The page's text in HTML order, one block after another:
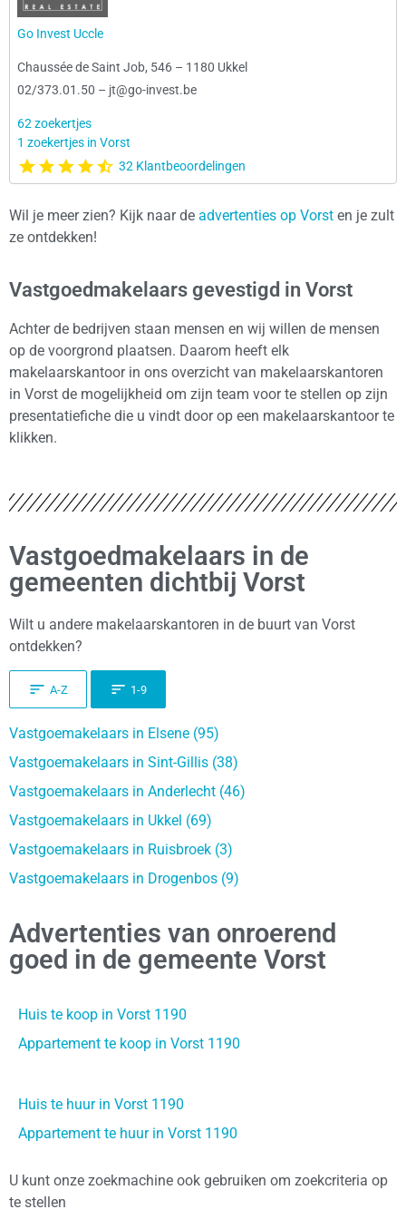
Go Invest Uccle
Chaussée de Saint Job, 546 – 1180 Ukkel
02/373.01.50 – jt@go-invest.be
62 zoekertjes
1 zoekertjes in Vorst
32 Klantbeoordelingen
Wil je meer zien? Kijk naar de advertenties op Vorst en je zult
ze ontdekken!
Vastgoedmakelaars gevestigd in Vorst
Achter de bedrijven staan mensen en wij willen de mensen
op de voorgrond plaatsen. Daarom heeft elk
makelaarskantoor in ons overzicht van makelaarskantoren
in Vorst de mogelijkheid om zijn team voor te stellen op zijn
presentatiefiche die u vindt door op een makelaarskantoor te
klikken.
Vastgoedmakelaars in de
gemeenten dichtbij Vorst
Wilt u andere makelaarskantoren in de buurt van Vorst
ontdekken?
A-Z 1-9
Vastgoemakelaars in Elsene (95)
Vastgoemakelaars in Sint-Gillis (38)
Vastgoemakelaars in Anderlecht (46)
Vastgoemakelaars in Ukkel (69)
Vastgoemakelaars in Ruisbroek (3)
Vastgoemakelaars in Drogenbos (9)
Advertenties van onroerend
goed in de gemeente Vorst
Huis te koop in Vorst 1190
Appartement te koop in Vorst 1190
Huis te huur in Vorst 1190
Appartement te huur in Vorst 1190
U kunt onze zoekmachine ook gebruiken om zoekcriteria op
te stellen